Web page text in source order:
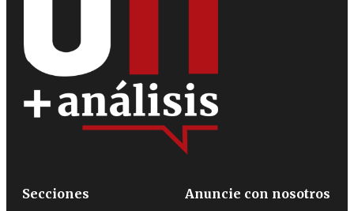
Secciones
Anuncie con nosotros